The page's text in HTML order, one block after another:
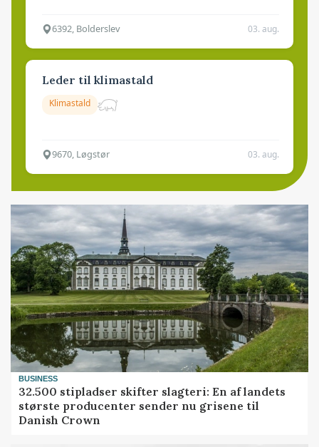
6392, Bolderslev 03. aug.
Leder til klimastald
Klimastald
9670, Løgstør 03. aug.
BUSINESS
32.500 stipladser skifter slagteri: En af landets
største producenter sender nu grisene til
Danish Crown